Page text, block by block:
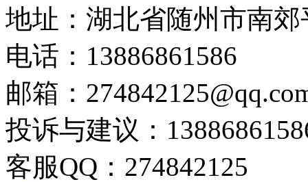
地址：湖北省随州市南
电话：13886861586
邮箱：
投诉与建议：
客服QQ：274842125